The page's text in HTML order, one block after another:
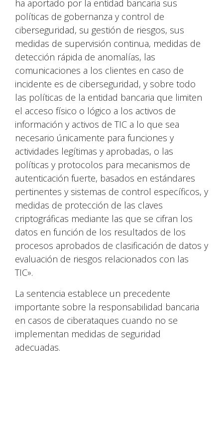
ha aportado por la entidad bancaria sus
políticas de gobernanza y control de
ciberseguridad, su gestión de riesgos, sus
medidas de supervisión continua, medidas de
detección rápida de anomalías, las
comunicaciones a los clientes en caso de
incidente es de ciberseguridad, y sobre todo
las políticas de la entidad bancaria que limiten
el acceso físico o lógico a los activos de
información y activos de TIC a lo que sea
necesario únicamente para funciones y
actividades legítimas y aprobadas, o las
políticas y protocolos para mecanismos de
autenticación fuerte, basados en estándares
pertinentes y sistemas de control específicos, y
medidas de protección de las claves
criptográficas mediante las que se cifran los
datos en función de los resultados de los
procesos aprobados de clasificación de datos y
evaluación de riesgos relacionados con las
TIC».
La sentencia establece un precedente
importante sobre la responsabilidad bancaria
en casos de ciberataques cuando no se
implementan medidas de seguridad
adecuadas.